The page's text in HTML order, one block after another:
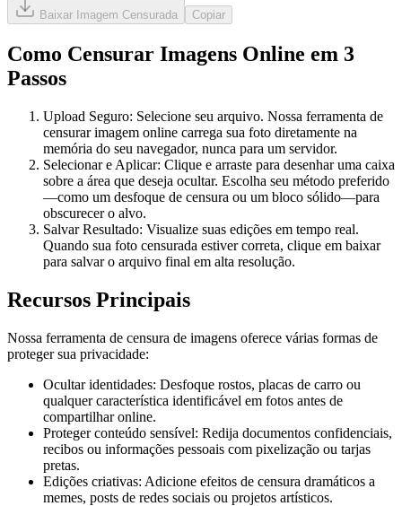
Baixar Imagem Censurada Copiar
Como Censurar Imagens Online em 3
Passos
Upload Seguro: Selecione seu arquivo. Nossa ferramenta de
censurar imagem online carrega sua foto diretamente na
memória do seu navegador, nunca para um servidor.
Selecionar e Aplicar: Clique e arraste para desenhar uma caixa
sobre a área que deseja ocultar. Escolha seu método preferido
—como um desfoque de censura ou um bloco sólido—para
obscurecer o alvo.
Salvar Resultado: Visualize suas edições em tempo real.
Quando sua foto censurada estiver correta, clique em baixar
para salvar o arquivo final em alta resolução.
Recursos Principais
Nossa ferramenta de censura de imagens oferece várias formas de
proteger sua privacidade:
Ocultar identidades: Desfoque rostos, placas de carro ou
qualquer característica identificável em fotos antes de
compartilhar online.
Proteger conteúdo sensível: Redija documentos confidenciais,
recibos ou informações pessoais com pixelização ou tarjas
pretas.
Edições criativas: Adicione efeitos de censura dramáticos a
memes, posts de redes sociais ou projetos artísticos.